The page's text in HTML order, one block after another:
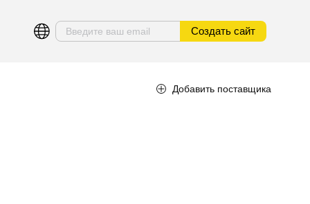
Создать сайт
Добавить поставщика